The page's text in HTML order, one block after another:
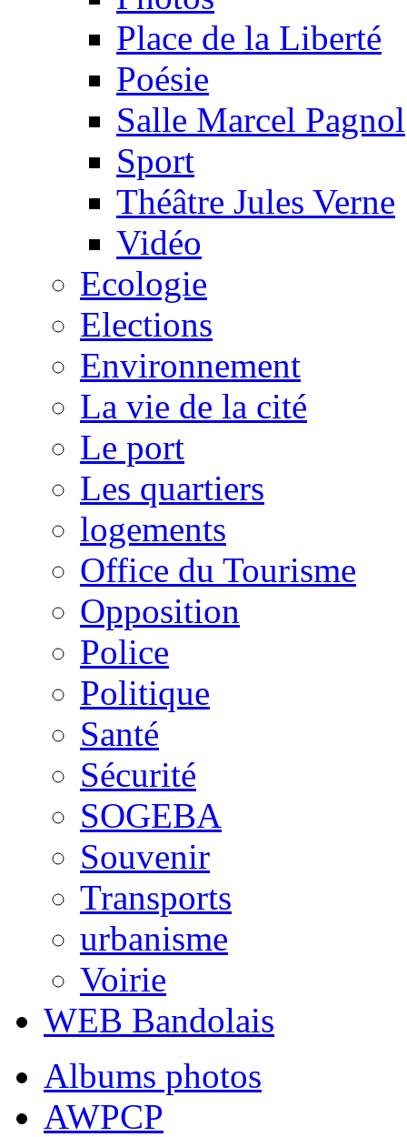
Place de la Liberté
Poésie
Salle Marcel Pagnol
Sport
Théâtre Jules Verne
Vidéo
Ecologie
Elections
Environnement
La vie de la cité
Le port
Les quartiers
logements
Office du Tourisme
Opposition
Police
Politique
Santé
Sécurité
SOGEBA
Souvenir
Transports
urbanisme
Voirie
WEB Bandolais
Albums photos
AWPCP